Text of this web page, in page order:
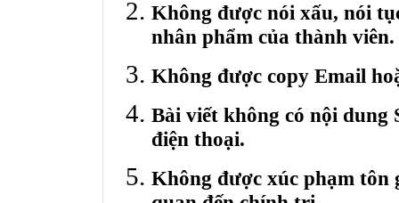
Không được nói xấu, nói
nhân phẩm của thành viên.
Không được copy Email
Bài viết không có nội dung
điện thoại.
Không được xúc phạm tôn